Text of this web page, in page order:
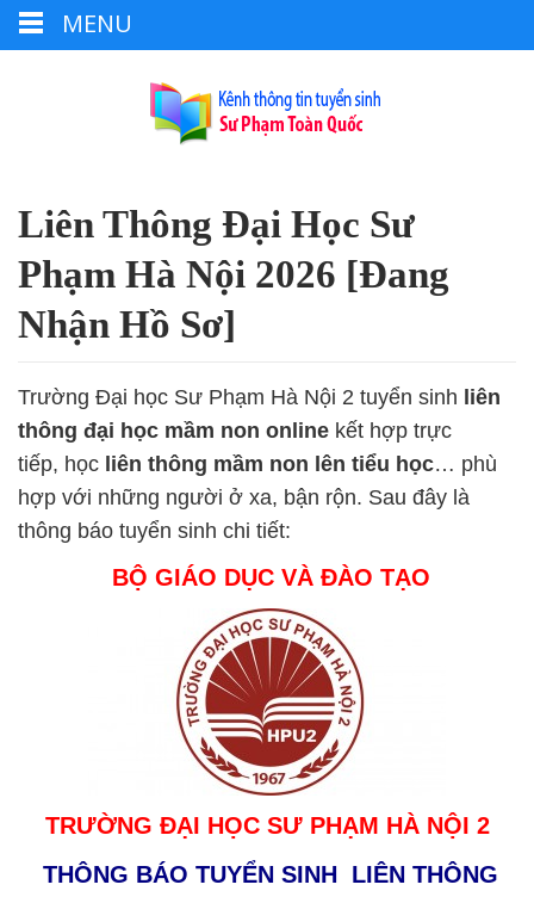
Liên Thông Đại Học Sư
Phạm Hà Nội 2026 [Đang
Nhận Hồ Sơ]
Trường Đại học Sư Phạm Hà Nội 2 tuyển sinh liên
thông đại học mầm non online kết hợp trực
tiếp, học liên thông mầm non lên tiểu học… phù
hợp với những người ở xa, bận rộn. Sau đây là
thông báo tuyển sinh chi tiết:
BỘ GIÁO DỤC VÀ ĐÀO TẠO
TRƯỜNG ĐẠI HỌC SƯ PHẠM HÀ NỘI 2
THÔNG BÁO TUYỂN SINH LIÊN THÔNG
MENU